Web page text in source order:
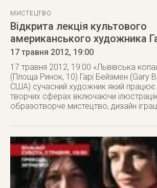
МИСТЕЦТВО
Відкрита лекція культового
американського художника
17 травня 2012, 19:00
17 травня 2012, 19:00 «Львівська
(Площа Ринок, 10) Гарі Бейзмен (Gary
США) сучасний художник який працює
творчих сферах включаючи
образотворче мистецтво, дизайн